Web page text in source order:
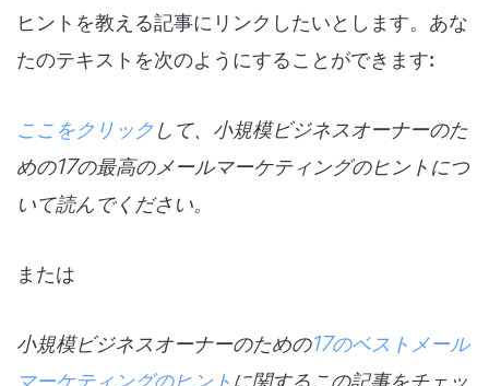
ヒントを教える記事にリンクしたいとします。あな
たのテキストを次のようにすることができます:
ここをクリックして、小規模ビジネスオーナーのた
めの17の最高のメールマーケティングのヒントにつ
いて読んでください。
または
小規模ビジネスオーナーのための17のベストメール